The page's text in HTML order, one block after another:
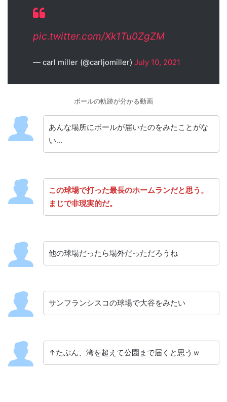
pic.twitter.com/Xk1Tu0ZgZM
— carl miller (@carljomiller) July 10, 2021
ボールの軌跡が分かる動画
あんな場所にボールが届いたのをみたことがな
い…
この球場で打った最長のホームランだと思う。
まじで非現実的だ。
他の球場だったら場外だっただろうね
サンフランシスコの球場で大谷をみたい
↑たぶん、湾を超えて公園まで届くと思うｗ